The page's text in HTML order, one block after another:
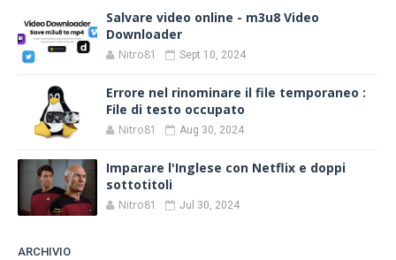
Salvare video online - m3u8 Video
Downloader
Nitro81 Sept 10, 2024
Errore nel rinominare il file temporaneo :
File di testo occupato
Nitro81 Aug 30, 2024
Imparare l'Inglese con Netflix e doppi
sottotitoli
Nitro81 Jul 30, 2024
ARCHIVIO